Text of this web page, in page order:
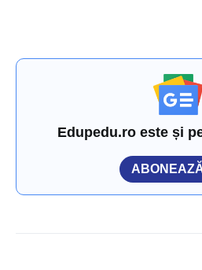
Edupedu.ro este și